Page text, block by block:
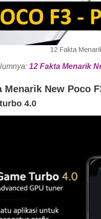
12 Fakta
12 Fakta Menarik
Menarik New Poco
4.0